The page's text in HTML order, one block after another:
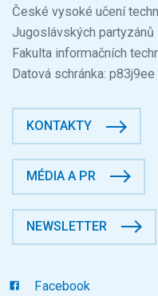
České vysoké učení
Jugoslávských
Fakulta informačních
Datová schránka: p83j9ee
KONTAKTY
MÉDIA A PR
NEWSLETTER
Facebook